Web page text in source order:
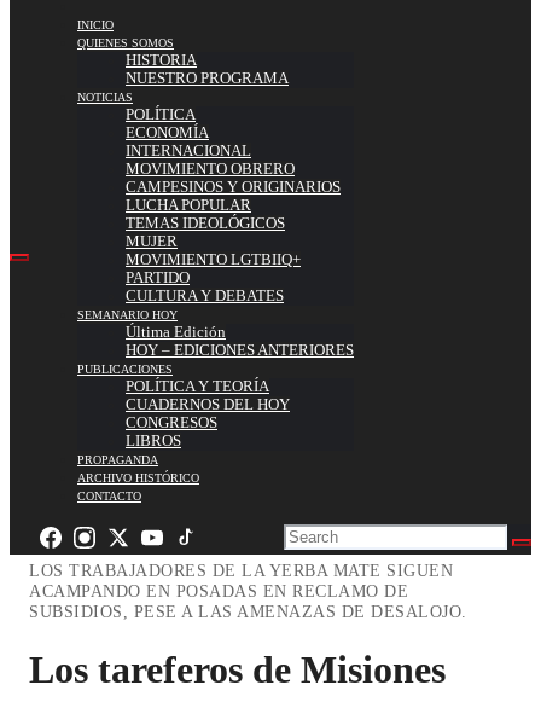
INICIO
QUIENES SOMOS
HISTORIA
NUESTRO PROGRAMA
NOTICIAS
POLÍTICA
ECONOMÍA
INTERNACIONAL
MOVIMIENTO OBRERO
CAMPESINOS Y ORIGINARIOS
LUCHA POPULAR
TEMAS IDEOLÓGICOS
MUJER
MOVIMIENTO LGTBIIQ+
PARTIDO
CULTURA Y DEBATES
SEMANARIO HOY
Última Edición
HOY – EDICIONES ANTERIORES
PUBLICACIONES
POLÍTICA Y TEORÍA
CUADERNOS DEL HOY
CONGRESOS
LIBROS
PROPAGANDA
ARCHIVO HISTÓRICO
CONTACTO
LOS TRABAJADORES DE LA YERBA MATE SIGUEN
ACAMPANDO EN POSADAS EN RECLAMO DE
SUBSIDIOS, PESE A LAS AMENAZAS DE DESALOJO.
Los tareferos de Misiones